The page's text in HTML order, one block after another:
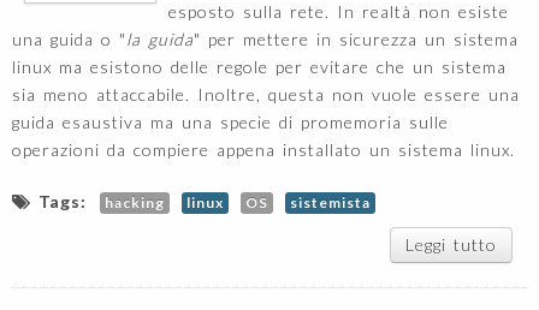
esposto sulla rete. In realtà non esiste
una guida o "la guida" per mettere in sicurezza un sistema
linux ma esistono delle regole per evitare che un sistema
sia meno attaccabile. Inoltre, questa non vuole essere una
guida esaustiva ma una specie di promemoria sulle
operazioni da compiere appena installato un sistema linux.
Tags: hacking linux OS sistemista
Leggi tutto
di